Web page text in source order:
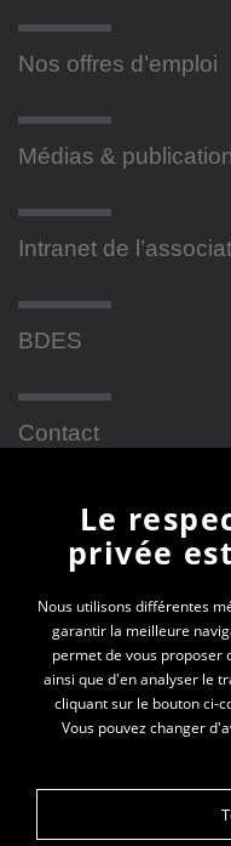
Nos offres d’emploi
Médias &
Intranet de
BDES
Contact
Newsletter
En vous inscrivant
toutes les
Votre e-mail*
Le
privée
Nous utilisons différentes
garantir la meilleure
permet de vous proposer
ainsi que d'en analyser le
cliquant sur le bouton ci-
Vous pouvez changer